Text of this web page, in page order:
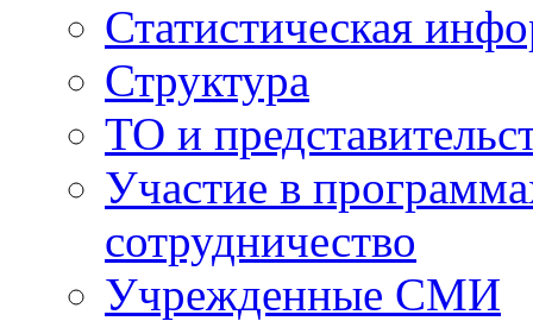
Статистическая
Структура
ТО и
Участие в
сотрудничество
Учрежденные СМИ